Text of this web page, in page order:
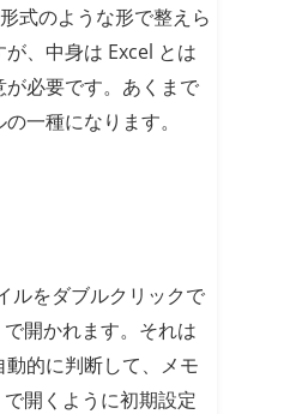
式のような形で整えら
、中身は Excel とは
必要です。あくまで
一種になります。
ルをダブルクリックで
開かれます。それは
動的に判断して、メモ
開くように初期設定